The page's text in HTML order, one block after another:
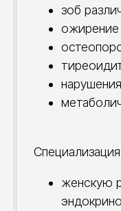
зоб
ожирение
женскую